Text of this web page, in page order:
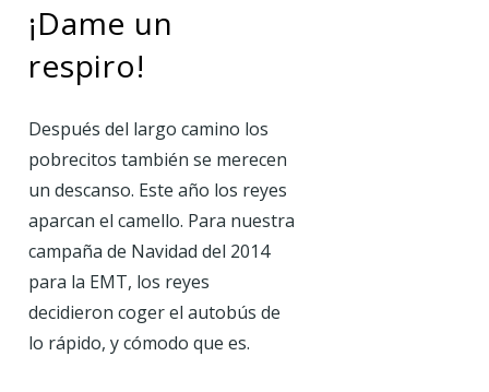
¡Dame un
respiro!
Después del largo camino los
pobrecitos también se merecen
un descanso. Este año los reyes
aparcan el camello. Para nuestra
campaña de Navidad del 2014
para la EMT, los reyes
decidieron coger el autobús de
lo rápido, y cómodo que es.